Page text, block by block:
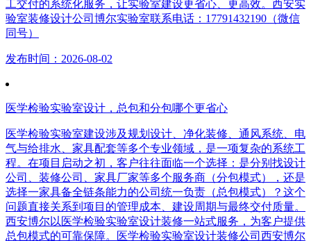
工交付的系统化服务，让实验室建设更省心、更高效。西安实
验室装修设计公司博尔实验室联系电话：17791432190（微信
同号）
发布时间：2026-08-02
医学检验实验室设计，总包和分包哪个更省心
医学检验实验室建设涉及规划设计、净化装修、通风系统、电
气与给排水、家具配套等多个专业领域，是一项复杂的系统工
程。在项目启动之初，客户往往面临一个选择：是分别找设计
公司、装修公司、家具厂家等多个服务商（分包模式），还是
选择一家具备全链条能力的公司统一负责（总包模式）？这个
问题直接关系到项目的管理成本、建设周期与最终交付质量。
西安博尔以医学检验实验室设计装修一站式服务，为客户提供
总包模式的可靠保障。医学检验实验室设计装修公司西安博尔